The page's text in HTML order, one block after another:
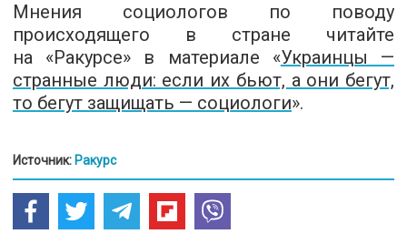
Мнения социологов по поводу
происходящего в стране читайте
на «Ракурсе» в материале «Украинцы —
странные люди: если их бьют, а они бегут,
то бегут защищать — социологи».
Источник: Ракурс